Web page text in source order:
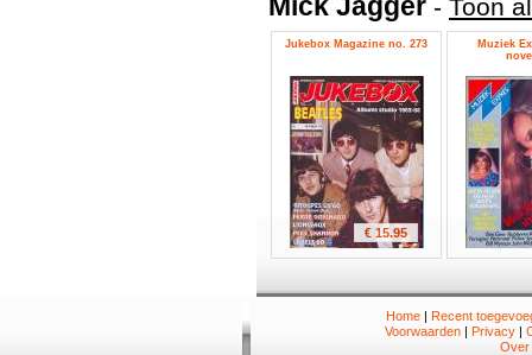
- Toon
Jukebox Magazine no. 273
€ 15.95
Muziek
Home| Recent
Voorwaarden | Privacy |
Over